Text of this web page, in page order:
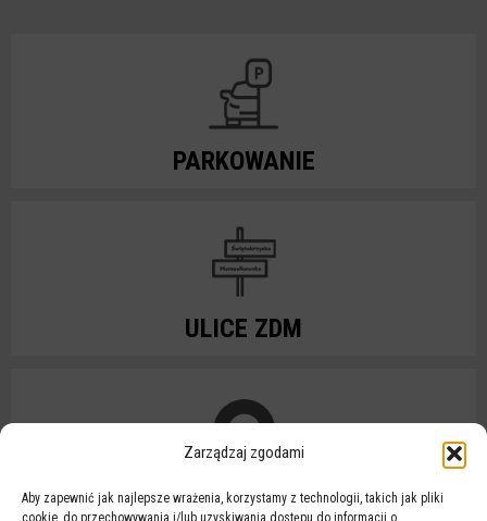
Zarządzaj zgodami
Aby zapewnić jak najlepsze wrażenia, korzystamy z technologii, takich jak pliki
cookie, do przechowywania i/lub uzyskiwania dostępu do informacji o
PARKOWANIE
ULICE ZDM
IDENTYFIKATORY NC